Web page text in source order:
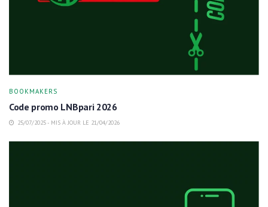
BOOKMAKERS
Code promo LNBpari 2026
25/07/2025 - MIS À JOUR LE 21/04/2026